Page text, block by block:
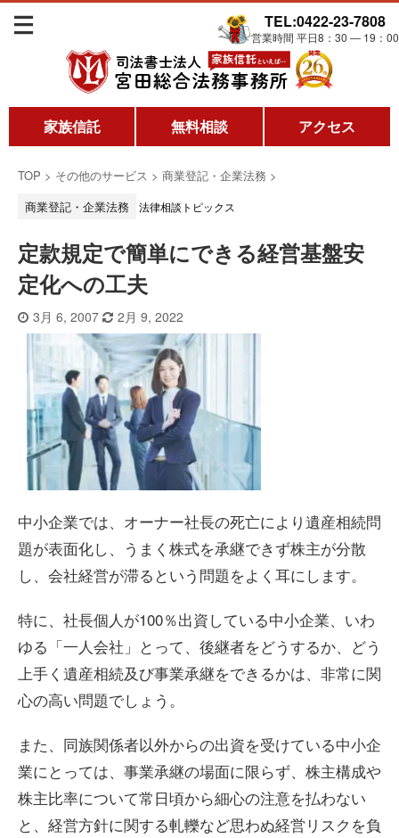
TEL:0422-23-7808
営業時間 平日8：30 ― 19：00
家族信託 無料相談 アクセス
TOP > その他のサービス > 商業登記・企業法務 >
商業登記・企業法務
法律相談トピックス
定款規定で簡単にできる経営基盤安
定化への工夫
3月 6, 2007 2月 9, 2022
中小企業では、オーナー社長の死亡により遺産相続問
題が表面化し、うまく株式を承継できず株主が分散
し、会社経営が滞るという問題をよく耳にします。
特に、社長個人が100％出資している中小企業、いわ
ゆる「一人会社」とって、後継者をどうするか、どう
上手く遺産相続及び事業承継をできるかは、非常に関
心の高い問題でしょう。
また、同族関係者以外からの出資を受けている中小企
業にとっては、事業承継の場面に限らず、株主構成や
株主比率について常日頃から細心の注意を払わない
と、経営方針に関する軋轢など思わぬ経営リスクを負